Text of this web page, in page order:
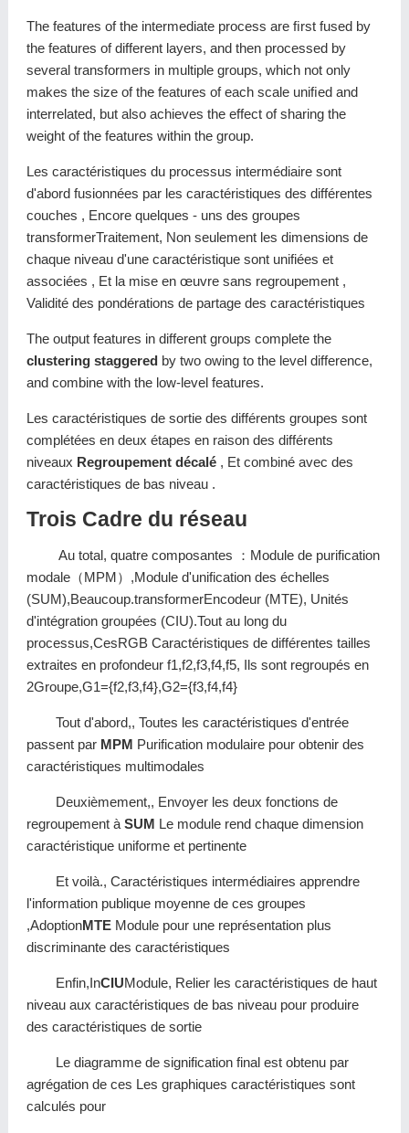
The features of the intermediate process are ﬁrst fused by
the features of different layers, and then processed by
several transformers in multiple groups, which not only
makes the size of the features of each scale uniﬁed and
interrelated, but also achieves the effect of sharing the
weight of the features within the group.
Les caractéristiques du processus intermédiaire sont
d'abord fusionnées par les caractéristiques des différentes
couches , Encore quelques - uns des groupes
transformerTraitement, Non seulement les dimensions de
chaque niveau d'une caractéristique sont unifiées et
associées , Et la mise en œuvre sans regroupement ,
Validité des pondérations de partage des caractéristiques
The output features in different groups complete the
clustering staggeredby two owing to the level difference,
and combine with the low-level features.
Les caractéristiques de sortie des différents groupes sont
complétées en deux étapes en raison des différents
niveaux Regroupement décalé , Et combiné avec des
caractéristiques de bas niveau .
Trois Cadre du réseau
Au total, quatre composantes ：Module de purification
modale（MPM）,Module d'unification des échelles
(SUM),Beaucoup.transformerEncodeur (MTE), Unités
d'intégration groupées (CIU).Tout au long du
processus,CesRGB Caractéristiques de différentes tailles
extraites en profondeur f1,f2,f3,f4,f5, Ils sont regroupés en
2Groupe,G1={f2,f3,f4},G2={f3,f4,f4}
Tout d'abord,, Toutes les caractéristiques d'entrée
passent par MPM Purification modulaire pour obtenir des
caractéristiques multimodales
Deuxièmement,, Envoyer les deux fonctions de
regroupement à SUM Le module rend chaque dimension
caractéristique uniforme et pertinente
Et voilà., Caractéristiques intermédiaires apprendre
l'information publique moyenne de ces groupes
,AdoptionMTEModule pour une représentation plus
discriminante des caractéristiques
Enfin,InCIUModule, Relier les caractéristiques de haut
niveau aux caractéristiques de bas niveau pour produire
des caractéristiques de sortie
Le diagramme de signification final est obtenu par
agrégation de ces Les graphiques caractéristiques sont
calculés pour